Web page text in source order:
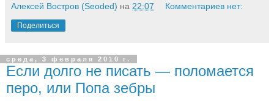
Алексей Востров (Seoded) на 22:07 Комментариев нет:
Поделиться
среда, 3 февраля 2010 г.
Если долго не писать — поломается
перо, или Попа зебры